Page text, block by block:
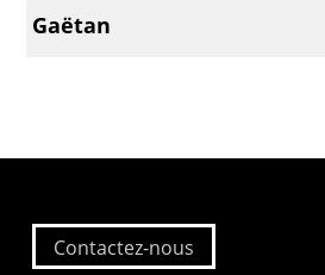
Gaëtan
Contactez-nous